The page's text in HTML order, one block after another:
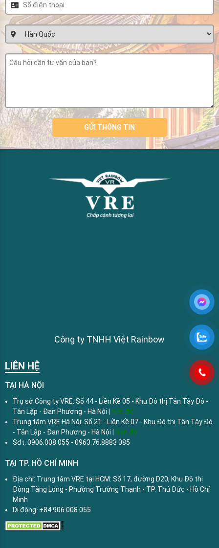
Công ty TNHH Việt Rainbow
LIÊN HỆ
TẠI HÀ NỘI
Trụ sở Công ty VRE: Số 44 - Liền Kề 05 - Khu Đô thị Tân Tây Đô -
Tân Lập - Đan Phượng - Hà Nội |
Bản đồ
Trung tâm VRE Hà Nội: Số 21 - Liền Kề 07 - Khu Đô thị Tân Tây Đô
- Tân Lập - Đan Phượng - Hà Nội |
Bản đồ
Sđt: 0906.008.055 - 0963.76.8883 085
TẠI TP. HỒ CHÍ MINH
Địa chỉ: Trung tâm VRE tại HCM: Số 17, đường D20, Khu Đô thị
Đông Tăng Long - Phường Trường Thạnh - TP. Thủ Đức - Hồ Chí
Minh
Di động: +84.906.008.055